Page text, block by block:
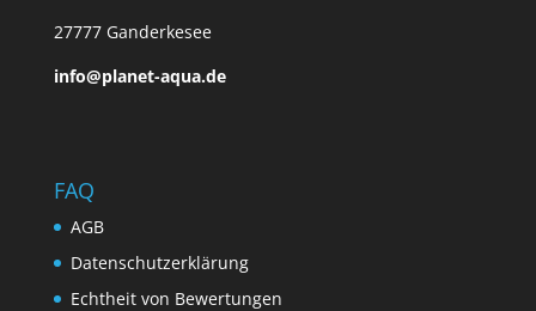
27777 Ganderkesee
info@planet-aqua.de
FAQ
AGB
Datenschutzerklärung
Echtheit von Bewertungen